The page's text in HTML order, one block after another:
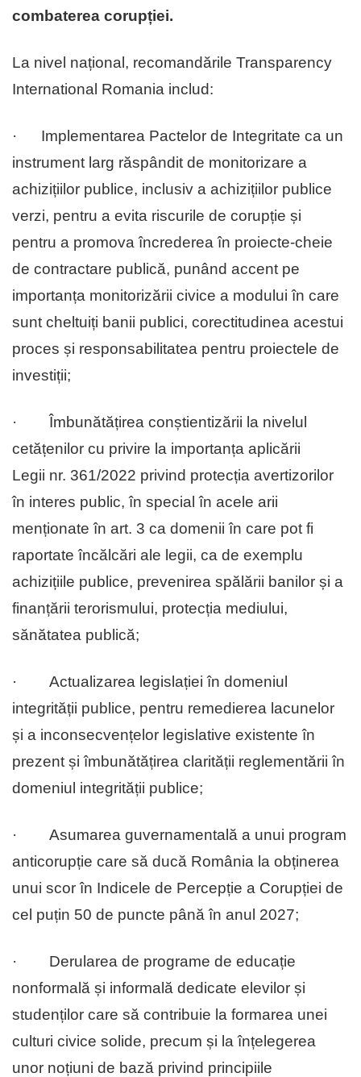
combaterea corupției.
La nivel național, recomandările Transparency
International Romania includ:
· Implementarea Pactelor de Integritate ca un
instrument larg răspândit de monitorizare a
achizițiilor publice, inclusiv a achizițiilor publice
verzi, pentru a evita riscurile de corupție și
pentru a promova încrederea în proiecte-cheie
de contractare publică, punând accent pe
importanța monitorizării civice a modului în care
sunt cheltuiți banii publici, corectitudinea acestui
proces și responsabilitatea pentru proiectele de
investiții;
· Îmbunătățirea conștientizării la nivelul
cetățenilor cu privire la importanța aplicării
Legii nr. 361/2022 privind protecția avertizorilor
în interes public, în special în acele arii
menționate în art. 3 ca domenii în care pot fi
raportate încălcări ale legii, ca de exemplu
achizițiile publice, prevenirea spălării banilor și a
finanțării terorismului, protecția mediului,
sănătatea publică;
· Actualizarea legislației în domeniul
integrității publice, pentru remedierea lacunelor
și a inconsecvențelor legislative existente în
prezent și îmbunătățirea clarității reglementării în
domeniul integrității publice;
· Asumarea guvernamentală a unui program
anticorupție care să ducă România la obținerea
unui scor în Indicele de Percepție a Corupției de
cel puțin 50 de puncte până în anul 2027;
· Derularea de programe de educație
nonformală și informală dedicate elevilor și
studenților care să contribuie la formarea unei
culturi civice solide, precum și la înțelegerea
unor noțiuni de bază privind principiile